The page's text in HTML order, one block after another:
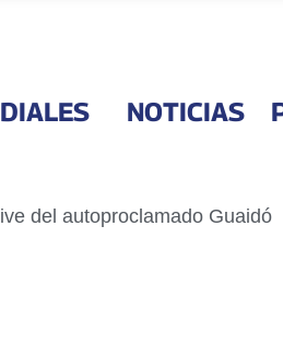
DIALES NOTICIAS